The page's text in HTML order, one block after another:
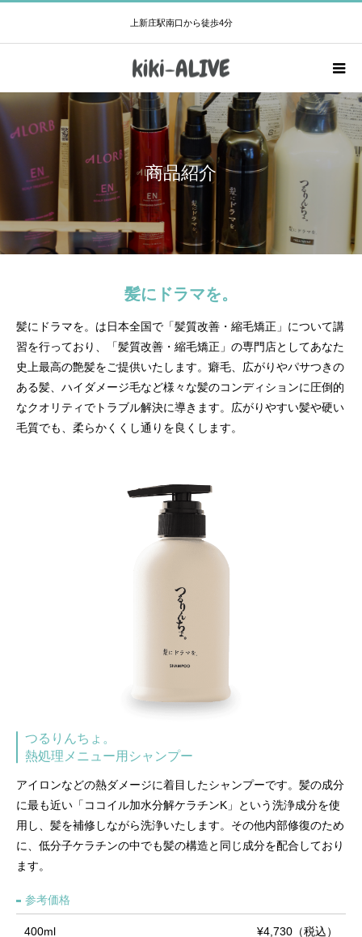
上新庄駅南口から徒歩4分
商品紹介
髪にドラマを。
髪にドラマを。は日本全国で「髪質改善・縮毛矯正」について講
習を行っており、「髪質改善・縮毛矯正」の専門店としてあなた
史上最高の艶髪をご提供いたします。癖毛、広がりやパサつきの
ある髪、ハイダメージ毛など様々な髪のコンディションに圧倒的
なクオリティでトラブル解決に導きます。広がりやすい髪や硬い
毛質でも、柔らかくくし通りを良くします。
つるりんちょ。
熱処理メニュー用シャンプー
アイロンなどの熱ダメージに着目したシャンプーです。髪の成分
に最も近い「ココイル加水分解ケラチンK」という洗浄成分を使
用し、髪を補修しながら洗浄いたします。その他内部修復のため
に、低分子ケラチンの中でも髪の構造と同じ成分を配合しており
ます。
参考価格
400ml ¥4,730（税込）